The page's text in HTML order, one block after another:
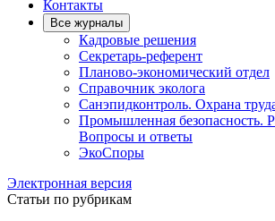
Контакты
Все журналы
Кадровые решения
Секретарь-референт
Планово-экономический отдел
Справочник эколога
Санэпидконтроль. Охрана
Промышленная безопасность.
Вопросы и ответы
ЭкоСпоры
Электронная версия
Статьи по рубрикам